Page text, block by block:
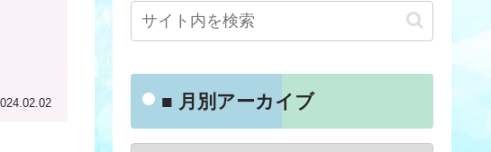
■ 月別アーカイブ